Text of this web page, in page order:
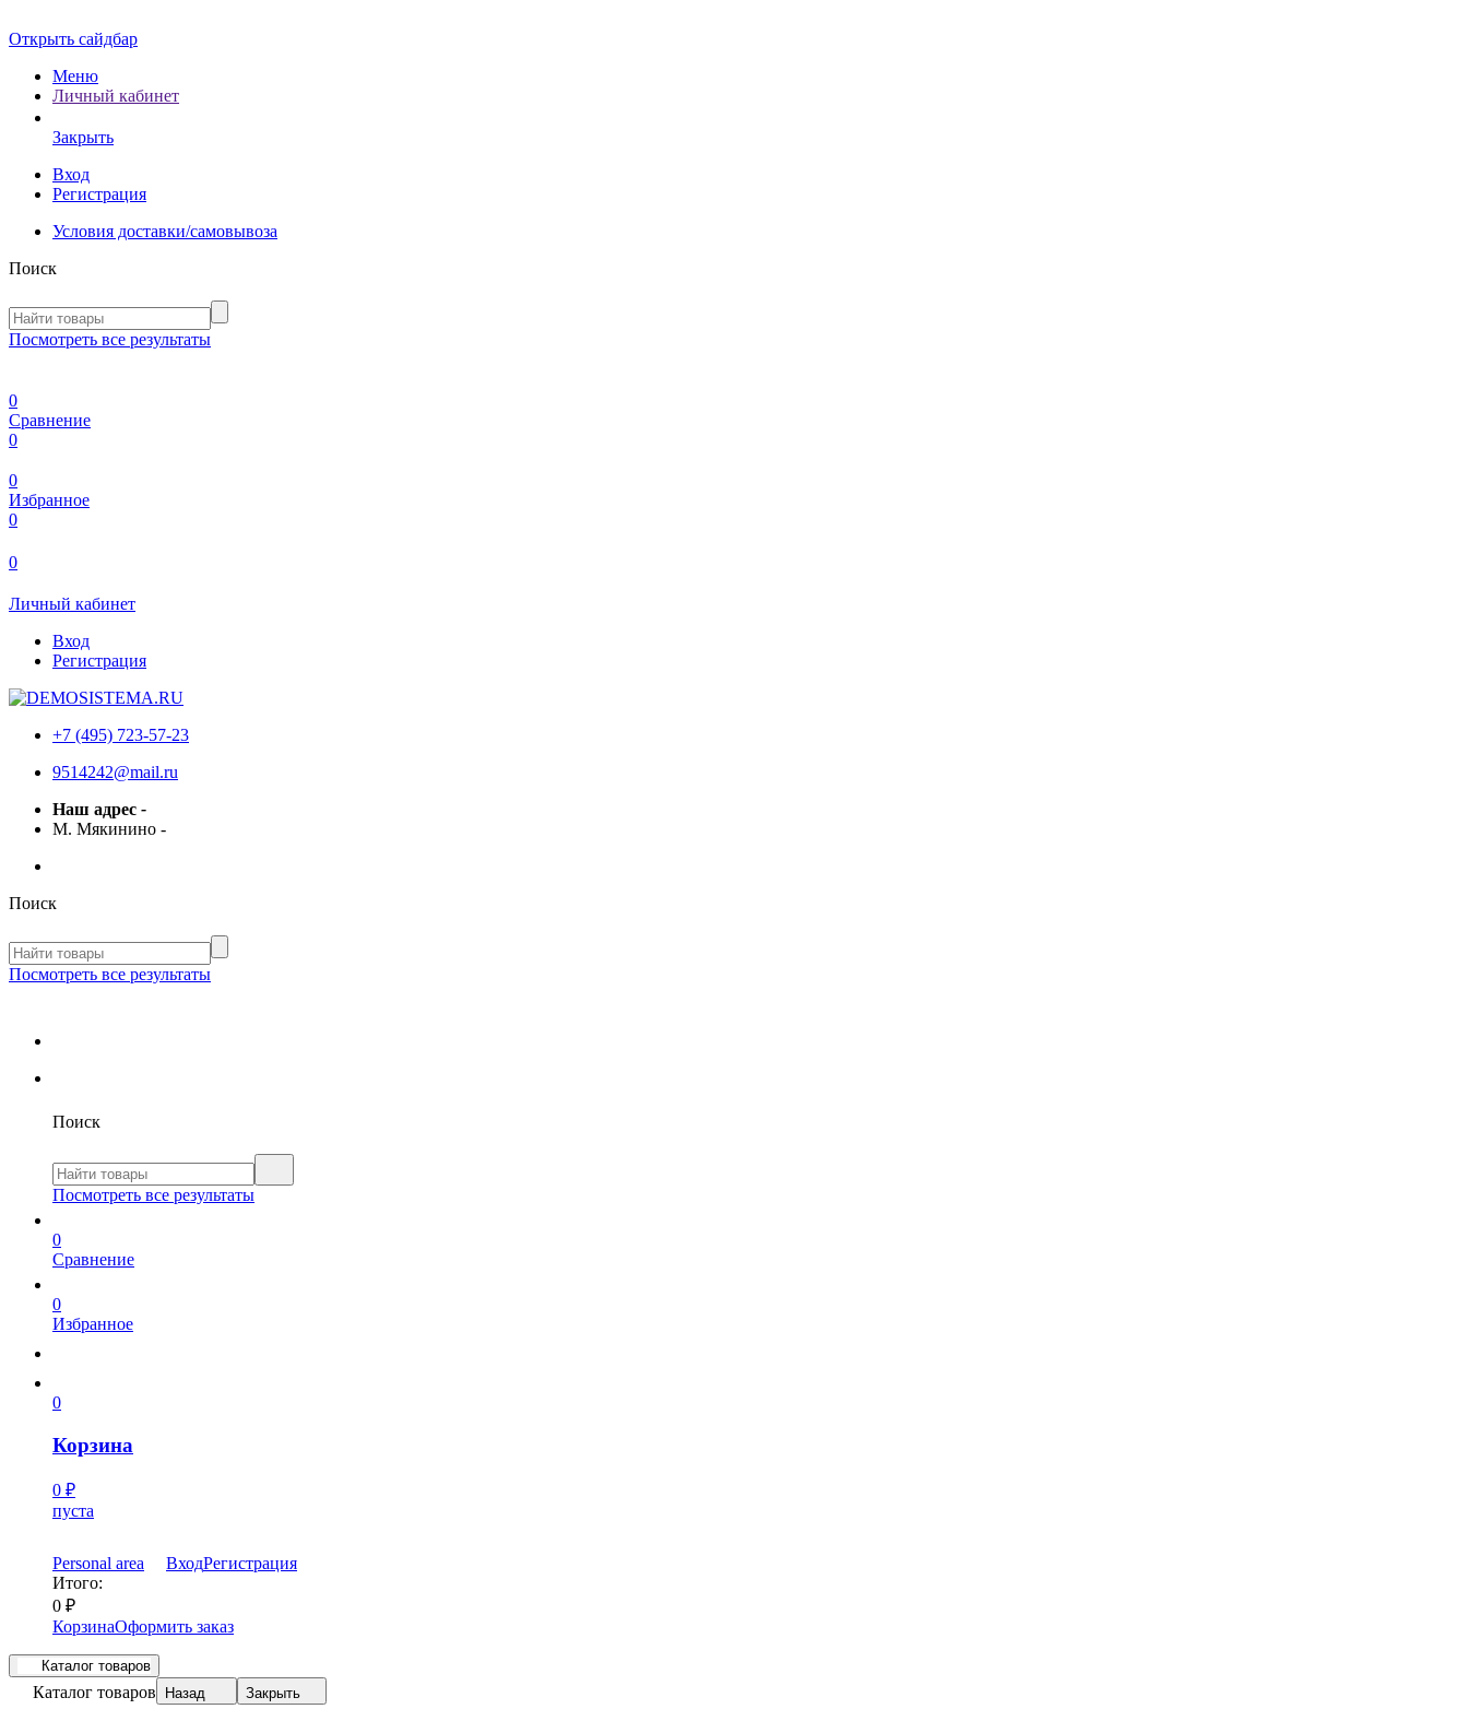
Открыть сайдбар
Меню
Личный кабинет
Закрыть
Вход
Регистрация
Условия доставки/самовывоза
Поиск
Посмотреть все результаты
0
Сравнение
0
0
Избранное
0
0
Личный кабинет
Вход
Регистрация
+7 (495) 723-57-23
9514242@mail.ru
Наш адрес -
М. Мякинино -
Поиск
Посмотреть все результаты
Поиск
Посмотреть все результаты
0
Сравнение
0
Избранное
0
Корзина
0 ₽
пуста
Personal area ВходРегистрация
Итого:
0 ₽
КорзинаОформить заказ
Каталог товаров
Каталог товаров Назад Закрыть